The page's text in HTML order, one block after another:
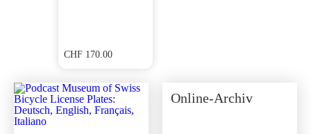
CHF 170.00
Online-Archiv